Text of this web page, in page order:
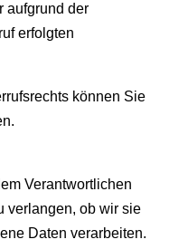
aufgrund der
erfolgten
können Sie
Verantwortlichen
verlangen, ob wir sie
Daten verarbeiten.